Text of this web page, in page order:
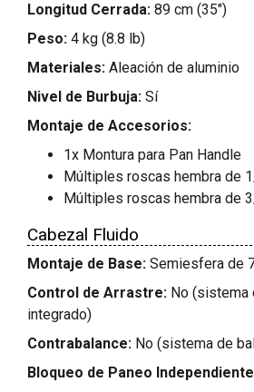
Longitud Cerrada: 89 cm (35")
Peso: 4 kg (8.8 lb)
Materiales: Aleación de aluminio
Nivel de Burbuja: Sí
Montaje de Accesorios:
1x Montura para Pan Handle
Múltiples roscas hembra de
Múltiples roscas hembra de
Cabezal Fluido
Montaje de Base: Semiesfera de
Control de Arrastre: No (sistema
integrado)
Contrabalance: No (sistema de
Bloqueo de Paneo